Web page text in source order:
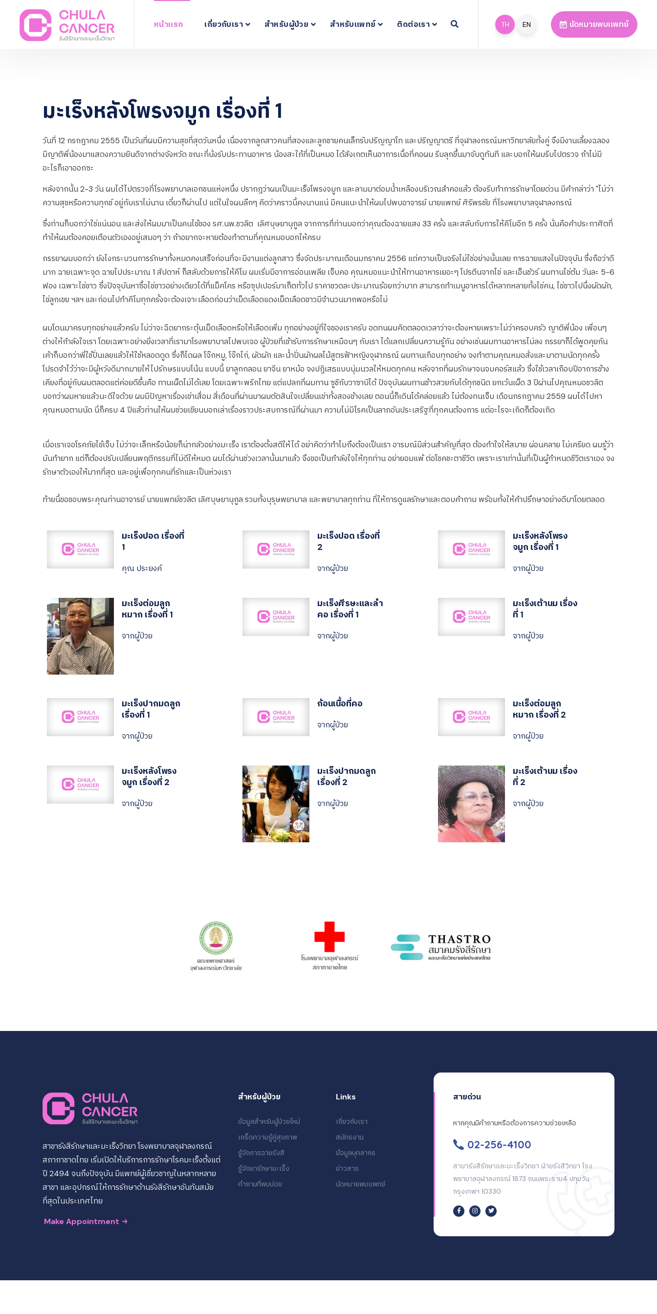
หน้าแรก เกี่ยวกับเรา สำหรับผู้ป่วย สำหรับแพทย์ ติดต่อเรา TH EN นัดหมายพบแพทย์
มะเร็งหลังโพรงจมูก เรื่องที่ 1
วันที่ 12 กรกฎาคม 2555 เป็นวันที่ผมมีความสุขที่สุดวันหนึ่ง เนื่องจากลูกสาวคนที่สองและลูกชายคนเล็กรับปริญญาโท และปริญญาตรี ที่จุฬาลงกรณ์มหาวิทยาลัยทั้งคู่ จึงมีงานเลี้ยงฉลอง
มีญาติพี่น้องมาแสดงความยินดีจากต่างจังหวัด ขณะที่นั่งรับประทานอาหาร น้องสะใภ้ที่เป็นหมอ ได้สังเกตเห็นอาการเนื้อที่คอผม รีบลุกขึ้นมาจับดูทันที และบอกให้ผมรีบไปตรวจ ถ้าไม่มี
อะไรก็เอาออกซะ
หลังจากนั้น 2-3 วัน ผมได้ไปตรวจที่โรงพยาบาลเอกชนแห่งหนึ่ง ปรากฎว่าผมเป็นมะเร็งโพรงจมูก และลามมาต่อมน้ำเหลืองบริเวณลำคอแล้ว ต้องรีบทำการรักษาโดยด่วน มีคำกล่าว่า "ไม่ว่า
ความสุขหรือความทุกข์ อยู่กับเราไม่นาน เดี๋ยวก็ผ่านไป แต่ในใจผมลึกๆ คิดว่าคราวนี้คงนานแน่ มีคนแนะนำให้ผมไปพบอาจารย์ นายแพทย์ ศิริพรชัย ที่โรงพยาบาลจุฬาลงกรณ์
ซึ่งท่านก็บอกว่าใช่แน่นอน และส่งให้ผมมาเป็นคนไข้ของ รศ.นพ.ชวลิต เลิศบุษยานุกูล จากการที่ท่านบอกว่าคุณต้องฉายแสง 33 ครั้ง และสลับกับการให้คีโมอีก 5 ครั้ง นั่นคือคำประกาศิตที่
ทำให้ผมต้องคอยเตือนตัวเองอยู่เสมอๆ ว่า ถ้าอยากจะหายต้องทำตามที่คุณหมอบอกให้ครบ
ภรรยาผมบอกว่า ยังไงกระบวนการรักษาทั้งหมดคงเสร็จก่อนที่จะมีงานแต่งลูกสาว ซึ่งจัดประมาณเดือนมกราคม 2556 แต่ความเป็นจริงไม่ใช่อย่างนั้นเลย การฉายแสงในปัจจุบัน ซึ่งถือว่าดี
มาก ฉายเฉพาะจุด ฉายไปประมาณ 1 สัปดาห์ ก็สลับด้วยการให้คีโม ผมเริ่มมีอาการอ่อนเพลีย เจ็บคอ คุณหมอแนะนำให้ทานอาหารเยอะๆ โปรตีนจากไข่ และเอ็นชัวร์ ผมทานไข่ต้ม วันละ 5-6
ฟอง เฉพาะไข่ขาว ซึ่งปัจจุบันหาซื้อไข่ขาวอย่างเดียวได้ที่แม็คโคร หรือซุปเปอร์มาเก็ตทั่วไป ราคาขวดละประมาณร้อยกว่าบาท สามารถทำเมนูอาหารได้หลากหลายทั้งไข่คน, ไข่ขาวไปนึ่งผัดผัก,
ไข่ลูกเขย ฯลฯ และก่อนไปทำคีโมทุกครั้งจะต้องเจาะเลือดก่อนว่าเม็ดเลือดแดงเม็ดเลือดขาวมีจำนวนมากพอหรือไม่
ผมโดนมาครบทุกอย่างแล้วครับ ไม่ว่าจะฉีดยากระตุ้นเม็ดเลือดหรือให้เลือดเพิ่ม ทุกอย่างอยู่ที่ใจของเราครับ อดทนผมคิดตลอดเวลาว่าจะต้องหายเพราะไม่ว่าครอบครัว ญาติพี่น้อง เพื่อนๆ
ต่างให้กำลังใจเรา โดยเฉพาะอย่างยิ่งเวลาที่เรามาโรงพยาบาลไปพบเจอ ผู้ป่วยที่เข้ารับการรักษาเหมือนๆ กับเรา ได้แลกเปลี่ยนความรู้กัน อย่างเช่นผมทานอาหารไม่ลง ภรรยาก็ได้พูดคุยกัน
เค้าก็บอกว่าพี่ใช้ปั่นเลยแล้วให้ใช้หลอดดูด ซึ่งก็ไดผล โจ๊กหมู, โจ๊กไก่, ผัดผัก และน้ำปั่นผักผลไม้สูตรฟ้าหญิงจุฬาภรณ์ ผมทานเกือบทุกอย่าง จงทำตามคุณหมอสั่งและมาตามนัดทุกครั้ง
โปรดจำไว้ว่าจะมีผู้หวังดีมากมายให้ไปรักษรแบบโน้น แบบนี้ ยาลูกกลอน ยาจีน ยาหม้อ จงปฏิเสธแบบนุ่มนวลให้หมดทุกคน หลังจากที่ผมรักษาจนจบคอร์สแล้ว ซึ่งใช้เวลาเกือบปีอาการข้าง
เคียงที่อยู่กับผมตลอดแต่ค่อยดีขึ้นคือ ทานเผ็ดไม่ได้เลย โดยเฉพาะพริกไทย แต่แปลกที่ผมทาน ซูชิกับวาซาบิได้ ปัจจุบันผมทานข้าวสวยกับได้ทุกชนิด ยกเว้นเผ็ด 3 ปีผ่านไปคุณหมอชวลิต
บอกว่าผมหายแล้วนะดีใจด้วย ผมมีปัญหาเรื่องเข่าเสื่อม สี่เดือนที่ผ่านมาผมตัดสินใจเปลี่ยนเข่าทั้งสองข้างเลย ตอนนี้ก็เดินได้คล่อยแล้ว ไม่ต้องทนเจ็บ เดือนกรกฎาคม 2559 ผมได้ไปหา
คุณหมอตามนัด นี่ก็ครบ 4 ปีแล้วท่านให้ผมช่วยเขียนบอกเล่าเรื่องราวประสบการณ์ที่ผ่านมา ความไม่มีโรคเป็นลาภอันประเสริฐที่ทุกคนต้องการ แต่อะไรจะเกิดก็ต้องเกิด
เมื่อเราเจอโรคภัยไข้เจ็บ ไม่ว่าจะเล็กหรือน้อยก็น่ากลัวอย่างมะเร็ง เราต้องตั้งสติให้ได้ อย่าคิดว่าทำไมถึงต้องเป็นเรา อารมณ์มีส่วนสำคัญที่สุด ต้องทำใจให้สบาย ผ่อนคลาย ไม่เครียด ผมรู้ว่า
มันทำยาก แต่ก็ต้องปรับเปลี่ยนพฤติกรรมที่ไม่ดีให้หมด ผมได้ผ่านช่วงเวลานั้นมาแล้ว จึงขอเป็นกำลังใจให้ทุกท่าน อย่ายอมแพ้ ต่อโชคชะตาชีวิต เพราะเราเท่านั้นที่เป็นผู้กำหนดชีวิตเราเอง จง
รักษาตัวเองให้มากที่สุด และอยู่เพื่อทุกคนที่รักและเป็นห่วงเรา
ท้ายนี้ขอขอบพระคุณท่านอาจารย์ นายแพทย์ชวลิต เลิศบุษยานุกูล รวมทั้งบุรุษพยาบาล และพยาบาลทุกท่าน ที่ให้การดูแลรักษาและตอบคำถาม พร้อมทั้งให้คำปรึกษาอย่างดีมาโดยตลอด
มะเร็งปอด เรื่องที่
1
คุณ ประยงค์
มะเร็งปอด เรื่องที่
2
จากผู้ป่วย
มะเร็งหลังโพรง
จมูก เรื่องที่ 1
จากผู้ป่วย
มะเร็งต่อมลูก
หมาก เรื่องที่ 1
จากผู้ป่วย
มะเร็งศีรษะและลำ
คอ เรื่องที่ 1
จากผู้ป่วย
มะเร็งเต้านม เรื่อง
ที่ 1
จากผู้ป่วย
มะเร็งปากมดลูก
เรื่องที่ 1
จากผู้ป่วย
ก้อนเนื้อที่คอ
จากผู้ป่วย
มะเร็งต่อมลูก
หมาก เรื่องที่ 2
จากผู้ป่วย
มะเร็งหลังโพรง
จมูก เรื่องที่ 2
จากผู้ป่วย
มะเร็งปากมดลูก
เรื่องที่ 2
จากผู้ป่วย
มะเร็งเต้านม เรื่อง
ที่ 2
จากผู้ป่วย
สาขารังสีรักษาและมะเร็งวิทยา โรงพยาบาลจุฬาลงกรณ์
สภากาชาดไทย เริ่มเปิดให้บริการการรักษาโรคมะเร็งตั้งแต่
ปี 2494 จนถึงปัจจุบัน มีแพทย์ผู้เชี่ยวชาญในหลากหลาย
สาขา และอุปกรณ์ให้การรักษาด้านรังสีรักษาอันทันสมัย
ที่สุดในประเทศไทย
Make Appointment
สำหรับผู้ป่วย
ข้อมูลสำหรับผู้ป่วยใหม่
เกร็ดความรู้คู่สุขภาพ
รู้จักการฉายรังสี
รู้จักยารักษามะเร็ง
คำถามที่พบบ่อย
Links
เกี่ยวกับเรา
สมัครงาน
ข้อมูลบุคลากร
ข่าวสาร
นัดหมายพบแพทย์
สายด่วน
หากคุณมีคำถามหรือต้องการความช่วยเหลือ
02-256-4100
สาขารังสีรักษาและมะเร็งวิทยา ฝ่ายรังสีวิทยา โรง
พยาบาลจุฬาลงกรณ์ 1873 ถนนพระราม4 ปทุมวัน
กรุงเทพฯ 10330